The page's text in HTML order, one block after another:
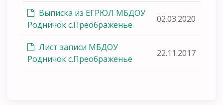
Выписка из ЕГРЮЛ МБДОУ
Родничок с.Преображенье
02.03.2020
Лист записи МБДОУ
Родничок с.Преображенье
22.11.2017